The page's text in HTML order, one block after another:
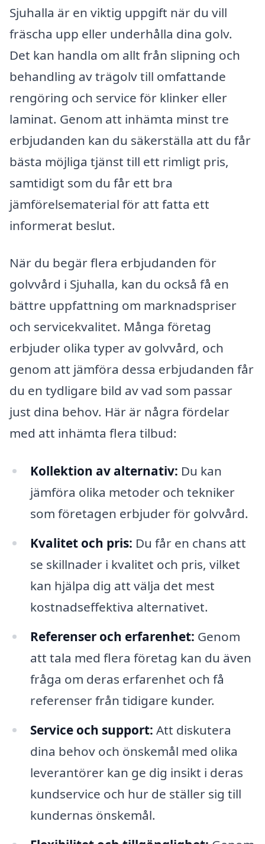
Sjuhalla är en viktig uppgift när du vill
fräscha upp eller underhålla dina golv.
Det kan handla om allt från slipning och
behandling av trägolv till omfattande
rengöring och service för klinker eller
laminat. Genom att inhämta minst tre
erbjudanden kan du säkerställa att du får
bästa möjliga tjänst till ett rimligt pris,
samtidigt som du får ett bra
jämförelsematerial för att fatta ett
informerat beslut.
När du begär flera erbjudanden för
golvvård i Sjuhalla, kan du också få en
bättre uppfattning om marknadspriser
och servicekvalitet. Många företag
erbjuder olika typer av golvvård, och
genom att jämföra dessa erbjudanden får
du en tydligare bild av vad som passar
just dina behov. Här är några fördelar
med att inhämta flera tilbud:
Kollektion av alternativ: Du kan
jämföra olika metoder och tekniker
som företagen erbjuder för golvvård.
Kvalitet och pris: Du får en chans att
se skillnader i kvalitet och pris, vilket
kan hjälpa dig att välja det mest
kostnadseffektiva alternativet.
Referenser och erfarenhet: Genom
att tala med flera företag kan du även
fråga om deras erfarenhet och få
referenser från tidigare kunder.
Service och support: Att diskutera
dina behov och önskemål med olika
leverantörer kan ge dig insikt i deras
kundservice och hur de ställer sig till
kundernas önskemål.